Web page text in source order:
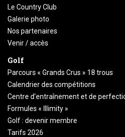
Le Country Club
Galerie photo
Nos partenaires
Venir / accès
Golf
Parcours « Grands Crus » 18 trous
Calendrier des compétitions
Centre d’entraînement et de
Formules « Illimity »
Golf : devenir membre
Tarifs 2026